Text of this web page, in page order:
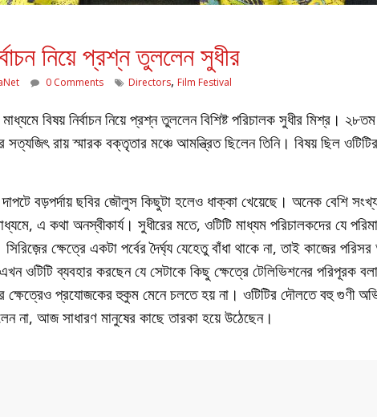
নিয়ে প্রশ্ন তুললেন সুধীর
0 Comments Directors, Film Festival
মাধ্যমে বিষয় নির্বাচন নিয়ে প্রশ্ন তুললেন বিশিষ্ট পরিচালক সুধীর মিশ্র।
রায় স্মারক বক্তৃতার মঞ্চে আমন্ত্রিত ছিলেন তিনি। বিষয় ছিল
দাপটে বড়পর্দায় ছবির জৌলুস কিছুটা হলেও ধাক্কা খেয়েছে। অনেক বেশি
এ কথা অনস্বীকার্য। সুধীরের মতে, ওটিটি মাধ্যম পরিচালকদের যে
সিরিজ়ের ক্ষেত্রে একটা পর্বের দৈর্ঘ্য যেহেতু বাঁধা থাকে না, তাই কাজের
ওটিটি ব্যবহার করছেন যে সেটাকে কিছু ক্ষেত্রে টেলিভিশনের পরিপূরক
ক্ষেত্রেও প্রযোজকের হুকুম মেনে চলতে হয় না। ওটিটির দৌলতে বহু গুণী
না, আজ সাধারণ মানুষের কাছে তারকা হয়ে উঠেছেন।